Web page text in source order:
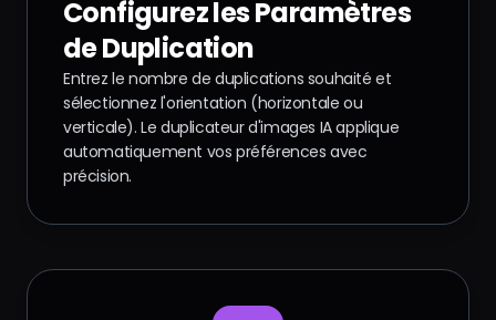
Configurez les Paramètres
de Duplication
Entrez le nombre de duplications souhaité et
sélectionnez l'orientation (horizontale ou
verticale). Le duplicateur d'images IA applique
automatiquement vos préférences avec
précision.